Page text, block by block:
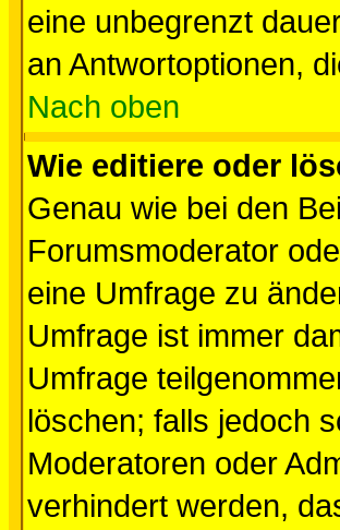
eine unbegrenzt
an Antwortoptionen,
Nach oben
Wie editiere oder
Genau wie bei den
Forumsmoderator
eine Umfrage zu
Umfrage ist immer
Umfrage
löschen; falls jedoch
Moderatoren oder
verhindert werden,